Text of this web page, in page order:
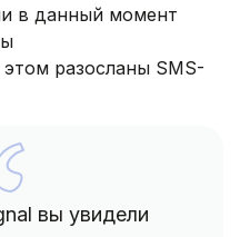
в данный момент
разосланы SMS-
вы увидели